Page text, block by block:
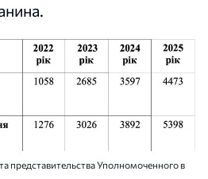
представительства Уполномоченного в